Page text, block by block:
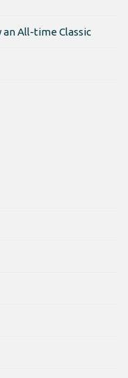
an All-time Classic